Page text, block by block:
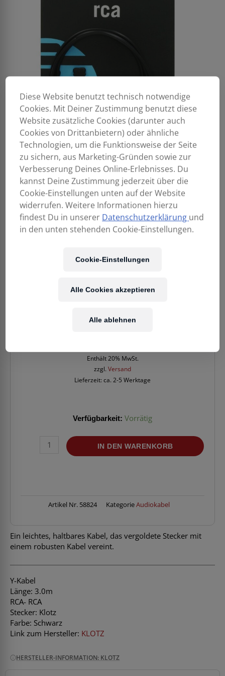
14,90
Enthält 20% MwSt.
zzgl. Versand
Lieferzeit: ca. 2-5 Werktage
Verfügbarkeit: Vorrätig
IN DEN WARENKORB
Artikel Nr. 58824 KategorieAudiokabel
Ein leichtes, haltbares Kabel, das vergoldete Stecker mit
einem robusten Kabel vereint.
Y-Kabel
Länge: 3.0m
RCA- RCA
Stecker: Klotz
Farbe: Schwarz
Link zum Hersteller: KLOTZ
HERSTELLER-INFORMATION: KLOTZ
Diese Website benutzt technisch notwendige
Cookies. Mit Deiner Zustimmung benutzt diese
Website zusätzliche Cookies (darunter auch
Cookies von Drittanbietern) oder ähnliche
Technologien, um die Funktionsweise der Seite
zu sichern, aus Marketing-Gründen sowie zur
Verbesserung Deines Online-Erlebnisses. Du
kannst Deine Zustimmung jederzeit über die
Cookie-Einstellungen unten auf der Website
widerrufen. Weitere Informationen hierzu
findest Du in unserer Datenschutzerklärung und
in den unten stehenden Cookie-Einstellungen.
Cookie-Einstellungen
Alle ablehnen
Alle Cookies akzeptieren